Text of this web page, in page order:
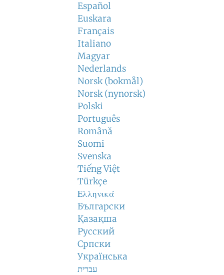
Español
Euskara
Français
Italiano
Magyar
Nederlands
Norsk (bokmål)
Norsk (nynorsk)
Polski
Português
Română
Suomi
Svenska
Tiếng Việt
Türkçe
Ελληνικά
Български
Қазақша
Русский
Српски
Українська
עברית